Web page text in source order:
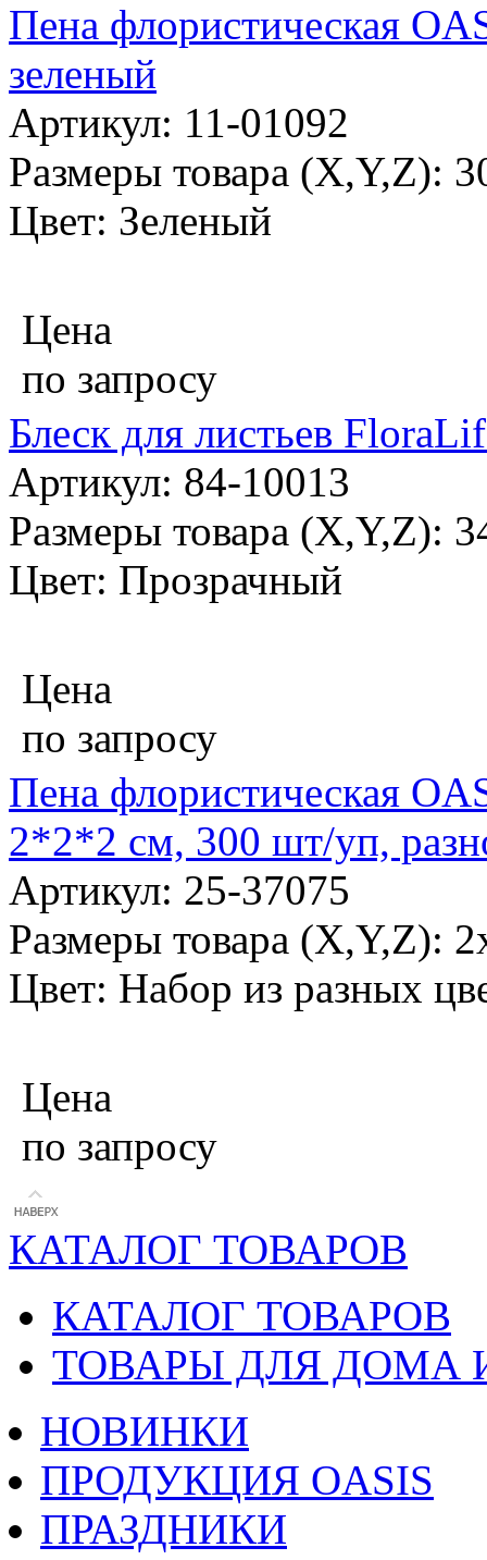
Пена флористическая
зеленый
Артикул: 11-01092
Размеры товара (X,Y,Z):
Цвет: Зеленый
Цена
по запросу
Блеск для листьев
Артикул: 84-10013
Размеры товара (X,Y,Z):
Цвет: Прозрачный
Цена
по запросу
Пена флористическая
2*2*2 см, 300 шт/уп,
Артикул: 25-37075
Размеры товара (X,Y,Z):
Цвет: Набор из разных
Цена
по запросу
КАТАЛОГ ТОВАРОВ
КАТАЛОГ ТОВАРОВ
ТОВАРЫ ДЛЯ ДОМА
НОВИНКИ
ПРОДУКЦИЯ OASIS
ПРАЗДНИКИ